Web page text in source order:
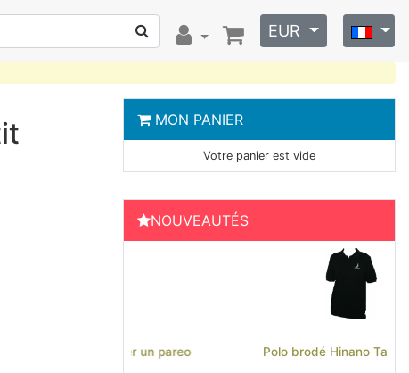
EUR
MON PANIER
Votre panier est vide
NOUVEAUTÉS
Polo brodé Hinano Tahiti - Noir
Previous Next